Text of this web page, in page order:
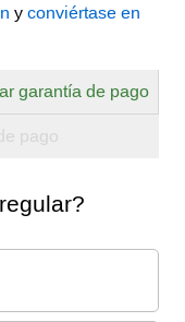
y conviértase en
garantía de pago
pago